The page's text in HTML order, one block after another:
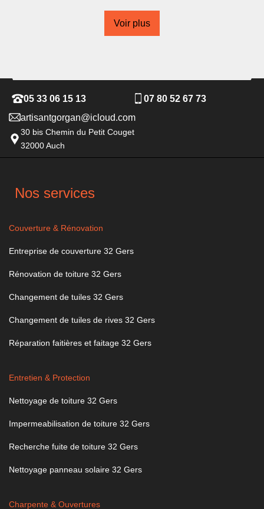
Voir plus
05 33 06 15 13
07 80 52 67 73
artisantgorgan@icloud.com
30 bis Chemin du Petit Couget
32000 Auch
Nos services
Couverture & Rénovation
Entreprise de couverture 32 Gers
Rénovation de toiture 32 Gers
Changement de tuiles 32 Gers
Changement de tuiles de rives 32 Gers
Réparation faitières et faitage 32 Gers
Entretien & Protection
Nettoyage de toiture 32 Gers
Impermeabilisation de toiture 32 Gers
Recherche fuite de toiture 32 Gers
Nettoyage panneau solaire 32 Gers
Charpente & Ouvertures